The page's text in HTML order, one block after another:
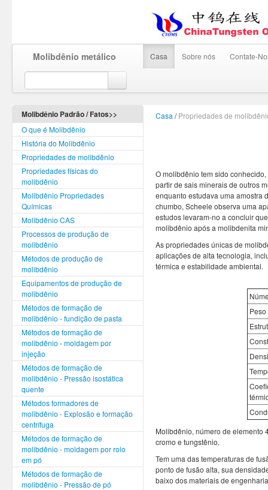
Molibdênio metálico Casa Sobre nós Contate-
Molibdênio Padrão / Fatos>>
O que é Molibdênio
História do Molibdênio
Propriedades de molibdênio
Propriedades físicas do
molibdênio
Molibdênio Propriedades
Químicas
Molibdênio CAS
Processos de produção de
molibdênio
Métodos de produção de
molibdênio
Equipamentos de produção de
molibdênio
Métodos de formação de
molibdênio - fundição de pasta
Métodos de formação de
molibdênio - moldagem por
injeção
Métodos de formação de
molibdênio - Pressão isostática
quente
Métodos formadores de
molibdênio - Explosão e formação
centrífuga
Métodos de formação de
molibdênio - moldagem por rolo
em pó
Métodos de formação de
molibdênio - Pressão de pó
Casa / Propriedades de
O molibdênio tem sido
partir de sais minerais de outros
enquanto estudava uma amostra
chumbo, Scheele observa uma
estudos levaram-no a concluir
molibdênio após a molibdenita
As propriedades únicas de
aplicações de alta tecnologia,
térmica e estabilidade ambiental.
Molibdênio, número de elemento
cromo e tungstênio.
Tem uma das temperaturas de
ponto de fusão alta, sua
baixo dos materiais de